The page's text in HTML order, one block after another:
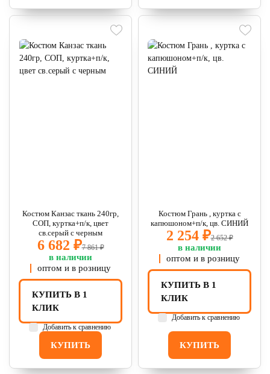
Костюм Канзас ткань 240гр,
СОП, куртка+п/к, цвет
св.серый с черным
6 682 ₽7 861 ₽
в наличии
оптом и в розницу
КУПИТЬ
КУПИТЬ В 1
КЛИК
Добавить к сравнению
Костюм Грань , куртка с
капюшоном+п/к, цв. СИНИЙ
2 254 ₽2 652 ₽
в наличии
оптом и в розницу
КУПИТЬ
КУПИТЬ В 1
КЛИК
Добавить к сравнению